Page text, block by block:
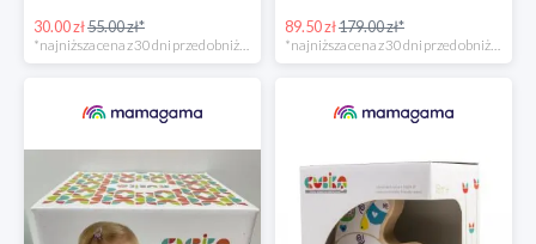
30.00 zł55.00 zł*
*najniższa cena z 30 dni przed obniżką
89.50 zł179.00 zł*
*najniższa cena z 30 dni przed obniżką